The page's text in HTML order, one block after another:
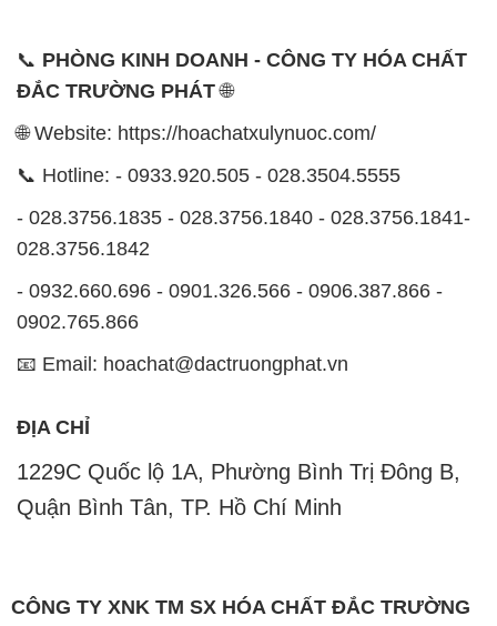
📞 PHÒNG KINH DOANH - CÔNG TY HÓA CHẤT
ĐẮC TRƯỜNG PHÁT🌐
🌐 Website: https://hoachatxulynuoc.com/
📞 Hotline: - 0933.920.505 - 028.3504.5555
- 028.3756.1835 - 028.3756.1840 - 028.3756.1841-
028.3756.1842
- 0932.660.696 - 0901.326.566 - 0906.387.866 -
0902.765.866
📧 Email: hoachat@dactruongphat.vn
ĐỊA CHỈ
1229C Quốc lộ 1A, Phường Bình Trị Đông B,
Quận Bình Tân, TP. Hồ Chí Minh
CÔNG TY XNK TM SX HÓA CHẤT ĐẮC TRƯỜNG